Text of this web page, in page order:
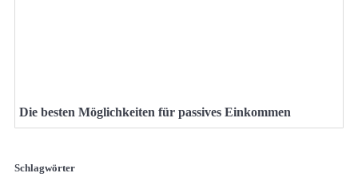
Die besten Möglichkeiten für passives Einkommen
Schlagwörter